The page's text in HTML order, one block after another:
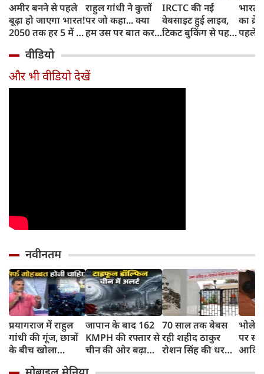
अमीर बनने से पहले
बूढ़ा हो जाएगा भारत!
2050 तक हर 5 में 1
साल से ज्यादा उम्र का
राहुल गांधी ने कुत्तों
पर जो कहा... क्या
हम उस पर बात कर
IRCTC की नई
वेबसाइट हुई लाइव,
टिकट बुकिंग से पहले
काम, जानें पूरा
भारत
का
पहले
और
वीडियो
और भी वीडियो देखें
नवीनतम
प्रयागराज में राहुल
गांधी की गूंज, छात्रों
के बीच खोला
जापान के बाद 162
KMPH की रफ्तार से
चीन की ओर बढ़ा
70 साल तक बेबस
रही शहीद ठाकुर
रोशन सिंह की धरती,
पर